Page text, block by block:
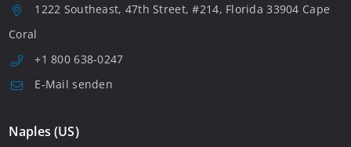
1222 Southeast, 47th Street, #214, Florida 33904 Cape
Coral
+1 800 638-0247
E-Mail senden
Naples (US)